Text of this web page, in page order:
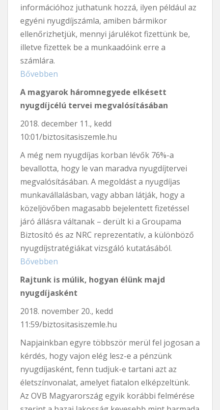
információhoz juthatunk hozzá, ilyen például az
egyéni nyugdíjszámla, amiben bármikor
ellenőrizhetjük, mennyi járulékot fizettünk be,
illetve fizettek be a munkaadóink erre a
számlára.
Bővebben
A magyarok háromnegyede elkésett
nyugdíjcélú tervei megvalósításában
2018. december 11., kedd
10:01/biztositasiszemle.hu
A még nem nyugdíjas korban lévők 76%-a
bevallotta, hogy le van maradva nyugdíjtervei
megvalósításában. A megoldást a nyugdíjas
munkavállalásban, vagy abban látják, hogy a
közeljövőben magasabb bejelentett fizetéssel
járó állásra váltanak – derült ki a Groupama
Biztosító és az NRC reprezentatív, a különböző
nyugdíjstratégiákat vizsgáló kutatásából.
Bővebben
Rajtunk is múlik, hogyan élünk majd
nyugdíjasként
2018. november 20., kedd
11:59/biztositasiszemle.hu
Napjainkban egyre többször merül fel jogosan a
kérdés, hogy vajon elég lesz-e a pénzünk
nyugdíjasként, fenn tudjuk-e tartani azt az
életszínvonalat, amelyet fiatalon elképzeltünk.
Az OVB Magyarország egyik korábbi felmérése